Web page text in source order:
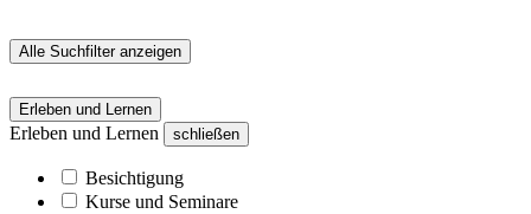
Alle Suchfilter anzeigen
Erleben und Lernen
Erleben und Lernen schließen
Besichtigung
Kurse und Seminare